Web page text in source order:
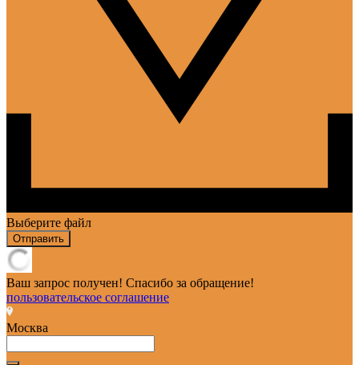
Выберите файл
Отправить
Ваш запрос получен! Спасибо за обращение!
пользовательское соглашение
Москва